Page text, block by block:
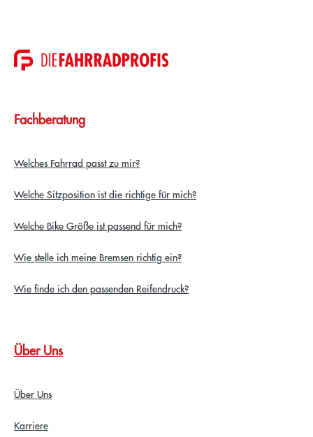
Fachberatung
Welches Fahrrad passt zu mir?
Welche Sitzposition ist die richtige für mich?
Welche Bike Größe ist passend für mich?
Wie stelle ich meine Bremsen richtig ein?
Wie finde ich den passenden Reifendruck?
Über Uns
Über Uns
Karriere